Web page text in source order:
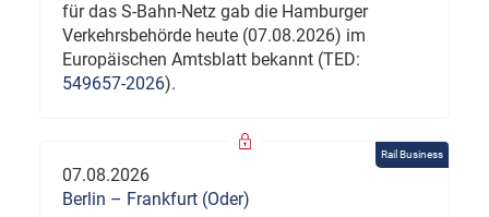
für das S-Bahn-Netz gab die Hamburger
Verkehrsbehörde heute (07.08.2026) im
Europäischen Amtsblatt bekannt (TED:
549657-2026).
Rail Business
07.08.2026
Berlin – Frankfurt (Oder)